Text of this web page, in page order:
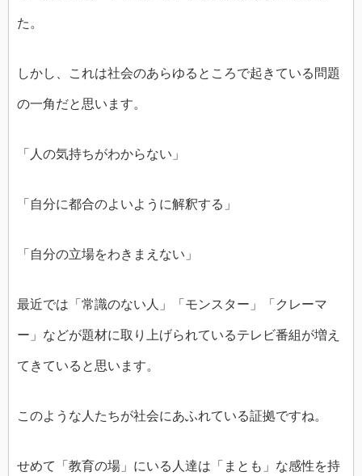
た。
しかし、これは社会のあらゆるところで起きている問題
の一角だと思います。
「人の気持ちがわからない」
「自分に都合のよいように解釈する」
「自分の立場をわきまえない」
最近では「常識のない人」「モンスター」「クレーマ
ー」などが題材に取り上げられているテレビ番組が増え
てきていると思います。
このような人たちが社会にあふれている証拠ですね。
せめて「教育の場」にいる人達は「まとも」な感性を持